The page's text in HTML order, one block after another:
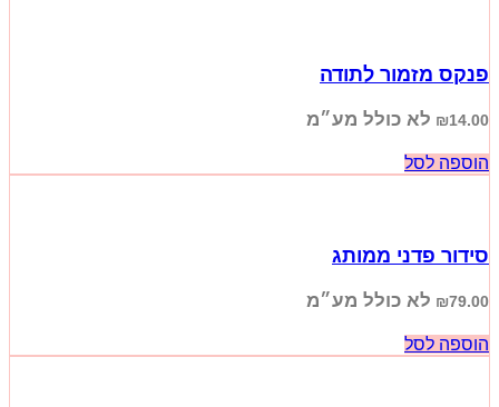
פנקס מזמור לתודה
₪14.00 לא כולל מע״מ
הוספה לסל
סידור פדני ממותג
₪79.00 לא כולל מע״מ
הוספה לסל